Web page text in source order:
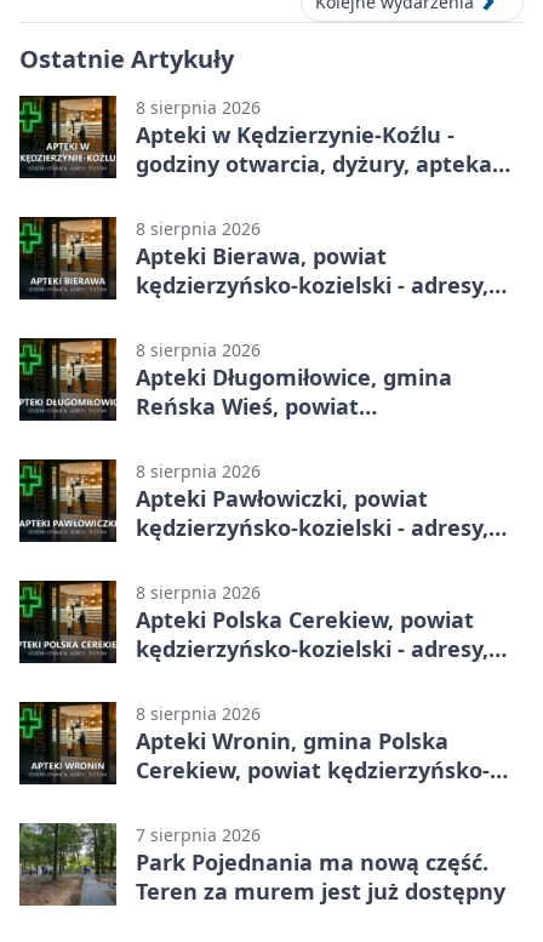
Ostatnie Artykuły
8 sierpnia 2026
Apteki w Kędzierzynie-Koźlu -
godziny otwarcia, dyżury, apteka
8 sierpnia 2026
Apteki Bierawa, powiat
kędzierzyńsko-kozielski - adresy,
8 sierpnia 2026
Apteki Długomiłowice, gmina
Reńska Wieś, powiat
telefony, godziny otwarcia
8 sierpnia 2026
Apteki Pawłowiczki, powiat
kędzierzyńsko-kozielski - adresy,
8 sierpnia 2026
Apteki Polska Cerekiew, powiat
kędzierzyńsko-kozielski - adresy,
8 sierpnia 2026
Apteki Wronin, gmina Polska
Cerekiew, powiat kędzierzyńsko-
otwarcia
7 sierpnia 2026
Park Pojednania ma nową część.
Teren za murem jest już dostępny